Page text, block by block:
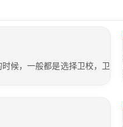
候，一般都是选择卫校，卫